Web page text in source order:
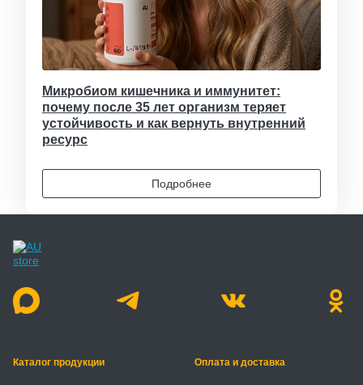
Микробиом кишечника и иммунитет:
почему после 35 лет организм теряет
устойчивость и как вернуть внутренний
ресурс
Подробнее
Каталог продукции Оплата и доставка